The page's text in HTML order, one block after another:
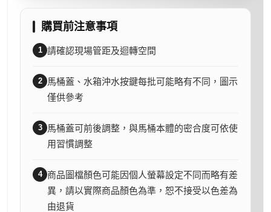
購買前注意事項
1 請確認現場管距及迴轉空間
2
馬桶蓋、水箱沖水按鍵每批可能略有不同，圖示
僅供參考
3
馬桶蓋可前後調整，與馬桶本體的密合度可依使
用習慣調整
4
商品圖檔顏色可能因個人螢幕設定不同而略有差
異，請以實際商品顏色為準，恕不接受以色差為
由退貨